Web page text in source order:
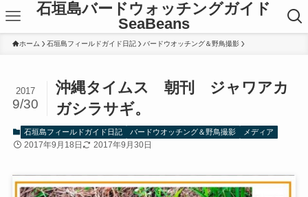
石垣島バードウォッチングガイド
SeaBeans
ホーム 石垣島フィールドガイド日記 バードウオッチング＆野鳥撮影
沖縄タイムス 朝刊 ジャワアカ
ガシラサギ。
2017
9/30
石垣島フィールドガイド日記 バードウオッチング＆野鳥撮影 メディア
2017年9月18日 2017年9月30日